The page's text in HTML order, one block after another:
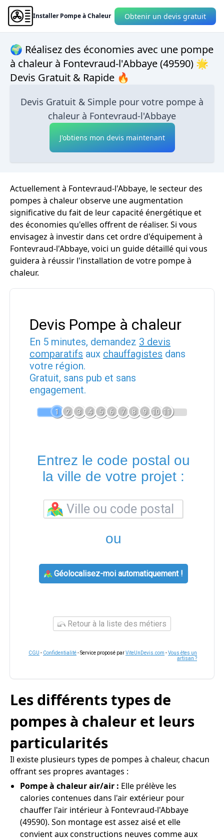
Installer Pompe à Chaleur Obtenir un devis gratuit
🌍 Réalisez des économies avec une pompe
à chaleur à Fontevraud-l'Abbaye (49590) 🌟
Devis Gratuit & Rapide 🔥
Devis Gratuit & Simple pour votre pompe à
chaleur à Fontevraud-l'Abbaye
J'obtiens mon devis maintenant
Actuellement à Fontevraud-l'Abbaye, le secteur des
pompes à chaleur observe une augmentation
significative du fait de leur capacité énergétique et
des économies qu'elles offrent de réaliser. Si vous
envisagez à investir dans cet ordre d'équipement à
Fontevraud-l'Abbaye, voici un guide détaillé qui vous
guidera à réussir l'installation de votre pompe à
chaleur.
Devis Pompe à chaleur
En 5 minutes, demandez 3 devis
comparatifs aux chauffagistes dans
votre région.
Gratuit, sans pub et sans
engagement.
1 2 3 4 5 6 7 8 9 10 11
Entrez le code postal ou
la ville de votre projet :
ou
Géolocalisez-moi automatiquement !
Retour à la liste des métiers
CGU - Confidentialité- Service proposé parViteUnDevis.com -Vous êtes un
artisan ?
Les différents types de
pompes à chaleur et leurs
particularités
Il existe plusieurs types de pompes à chaleur, chacun
offrant ses propres avantages :
Pompe à chaleur air/air : Elle prélève les
calories contenues dans l'air extérieur pour
chauffer l'air intérieur à Fontevraud-l'Abbaye
(49590). Son montage est assez aisé et elle
convient aux constructions neuves comme aux